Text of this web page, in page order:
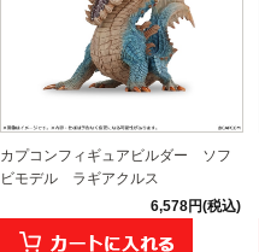
カプコンフィギュアビルダー ソフ
ビモデル ラギアクルス
6,578円(税込)